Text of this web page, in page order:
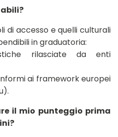
di accesso e quelli culturali
in graduatoria:
rilasciate da enti
ai framework europei
il mio punteggio prima